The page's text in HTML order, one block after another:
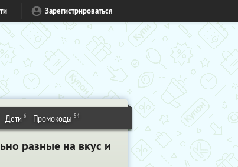
Зарегистрироваться
Дети 6 Промокоды 54
разные на вкус и